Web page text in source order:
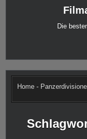
Die
Home -